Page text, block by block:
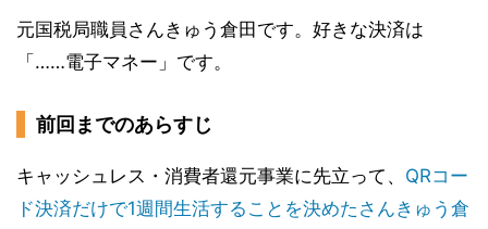
元国税局職員さんきゅう倉田です。好きな決済は
「……電子マネー」です。
前回までのあらすじ
キャッシュレス・消費者還元事業に先立って、 QRコー
ド決済だけで1週間生活することを決めたさんきゅう倉